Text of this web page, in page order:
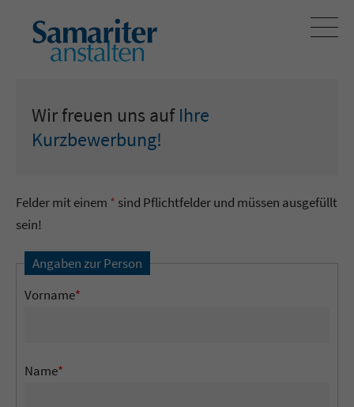
Wir freuen uns aufIhre
Kurzbewerbung!
Felder mit einem * sind Pflichtfelder und müssen ausgefüllt
sein!
Angaben zur Person
Vorname*
Name*